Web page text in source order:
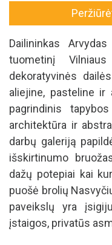
Dailininkas
tuometinį
dekoratyvinės
aliejine, pasteline ir
pagrindinis
architektūra ir
darbų galeriją
išskirtinumo
dažų potepiai kai
puošė brolių
paveikslų yra
įstaigos, privatūs